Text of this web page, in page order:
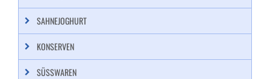
SAHNEJOGHURT
KONSERVEN
SÜSSWAREN